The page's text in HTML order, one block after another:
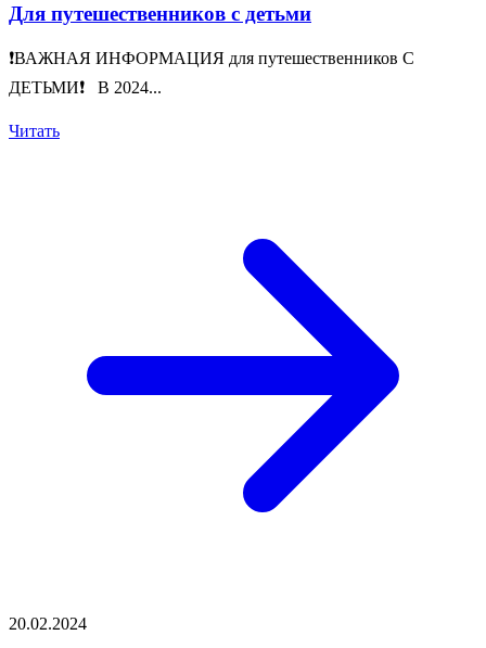
Для путешественников с детьми
❗️ВАЖНАЯ ИНФОРМАЦИЯ для путешественников С
ДЕТЬМИ❗️ В 2024...
Читать
20.02.2024